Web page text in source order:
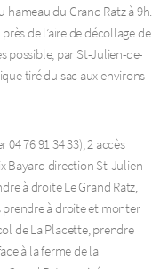
hameau du Grand Ratz à 9h.
de l’aire de décollage de
possible, par St-Julien-de-
tiré du sac aux environs
76 91 34 33), 2 accès
Bayard direction St-Julien-
à droite Le Grand Ratz,
prendre à droite et monter
de La Placette, prendre
à la ferme de la